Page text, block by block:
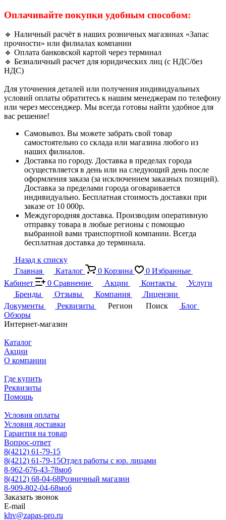
Оплачивайте покупки удобным способом:
🔹 Наличный расчёт в наших розничных магазинах «Запас
прочности» или филиалах компании
🔹 Оплата банковской картой через терминал
🔹 Безналичный расчет для юридических лиц (с НДС/без
НДС)
Для уточнения деталей или получения индивидуальных
условий оплаты обратитесь к нашим менеджерам по телефону
или через мессенджер. Мы всегда готовы найти удобное для
вас решение!
Самовывоз. Вы можете забрать свой товар
самостоятельно со склада или магазина любого из
наших филиалов.
Доставка по городу. Доставка в пределах города
осуществляется в день или на следующий день после
оформления заказа (за исключением заказных позиций).
Доставка за пределами города оговаривается
индивидуально. Бесплатная стоимость доставки при
заказе от 10 000р.
Междугородняя доставка. Производим оперативную
отправку товара в любые регионы с помощью
выбранной вами транспортной компании. Всегда
бесплатная доставка до терминала.
Назад к списку
Главная
Каталог 0 Корзина 0 Избранные
Кабинет
0 Сравнение Акции Контакты
Услуги
Бренды
Отзывы Компания
Лицензии
Документы
Реквизиты Регион Поиск
Блог
Обзоры
Интернет-магазин
Каталог
Акции
О компании
Где купить
Реквизиты
Помощь
Условия оплаты
Условия доставки
Гарантия на товар
Вопрос-ответ
8(4212) 61-79-15
8(4212) 61-79-15Отдел работы с юр. лицами
8-962-676-43-78моб
8(4212) 68-04-68Розничный магазин
8-909-802-04-68моб
Заказать звонок
E-mail
khv@zapas-pro.ru